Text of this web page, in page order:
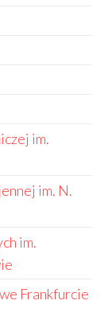
im.
im. N.
im.
Frankfurcie